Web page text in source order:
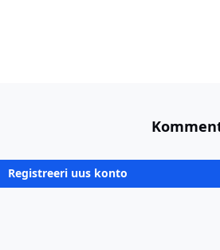
Registreeri uus konto